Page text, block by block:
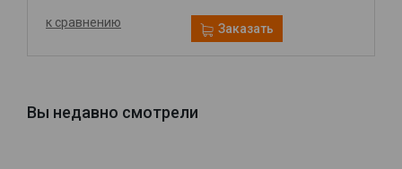
к сравнению Заказать
Вы недавно смотрели